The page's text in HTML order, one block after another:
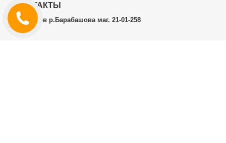
КОНТАКТЫ
г.Харьков р.Барабашова маг. 21-01-258